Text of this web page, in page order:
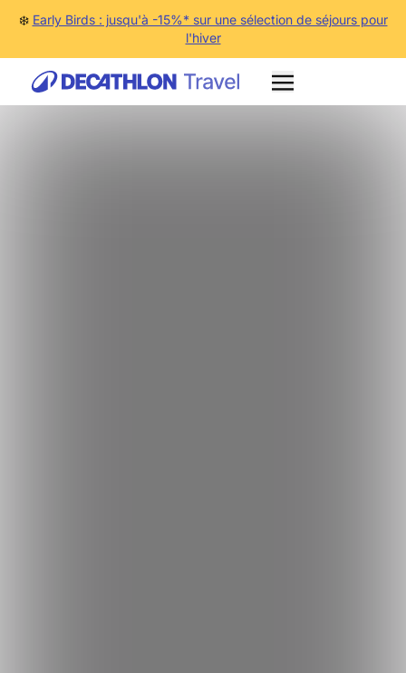
❄️ Early Birds : jusqu'à -15%* sur une sélection de séjours pour
l'hiver